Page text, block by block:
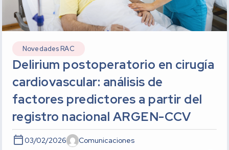
Novedades RAC
Delirium postoperatorio en cirugía
cardiovascular: análisis de
factores predictores a partir del
registro nacional ARGEN-CCV
03/02/2026 Comunicaciones